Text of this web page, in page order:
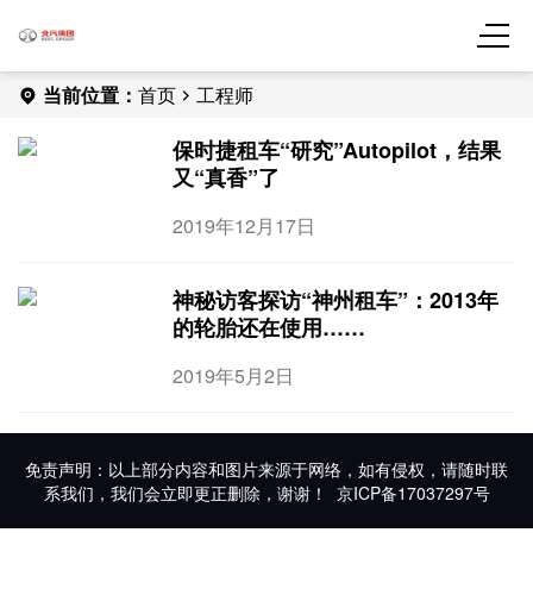
当前位置： 首页 工程师
保时捷租车“研究”Autopilot，结果
又“真香”了
2019年12月17日
神秘访客探访“神州租车”：2013年
的轮胎还在使用……
2019年5月2日
免责声明：以上部分内容和图片来源于网络，如有侵权，请随时联
系我们，我们会立即更正删除，谢谢！ 京ICP备17037297号